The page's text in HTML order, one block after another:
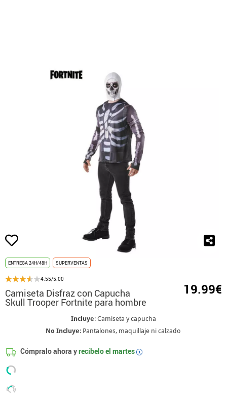
ENTREGA 24H/48H SUPERVENTAS
4.55/5.00
Camiseta Disfraz con Capucha
Skull Trooper Fortnite para hombre
19.99€
Incluye: Camiseta y capucha
No Incluye: Pantalones, maquillaje ni calzado
Cómpralo ahora yrecíbelo el martes i